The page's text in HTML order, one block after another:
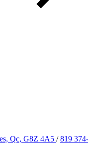
Qc, G8Z 4A5 / 819